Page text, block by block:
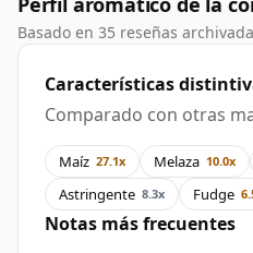
Basado en 35 reseñas
Características
Comparado con otras
Maíz 27.1x Melaza 10.0x
Astringente 8.3x Fudge
Notas más frecuentes